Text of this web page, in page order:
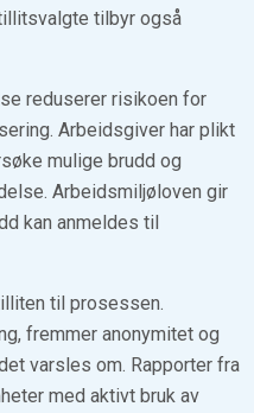
tilbyr også
reduserer risikoen for
Arbeidsgiver har plikt
mulige brudd og
Arbeidsmiljøloven gir
kan anmeldes til
til prosessen.
fremmer anonymitet og
varsles om. Rapporter fra
med aktivt bruk av